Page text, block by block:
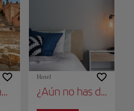
Teatro Romano
Hotel
¿Aún no has decidido dónde alojarte?